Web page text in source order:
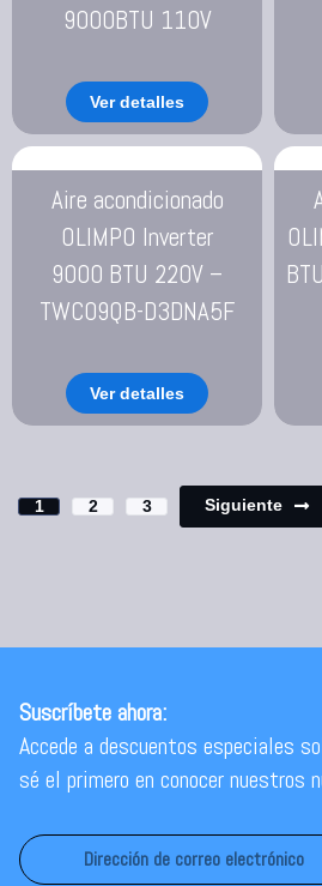
9000BTU 110V
Ver detalles
Aire acondicionado
OLIMPO Inverter
9000 BTU 220V –
TWC09QB-D3DNA5F
Ver detalles
1 2 3 Siguiente
Suscríbete ahora:
Accede a descuentos especiales
sé el primero en conocer nuestros